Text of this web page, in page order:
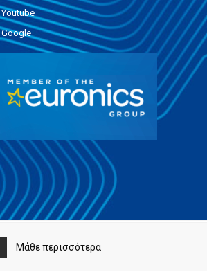
Youtube
Google
Μάθε περισσότερα